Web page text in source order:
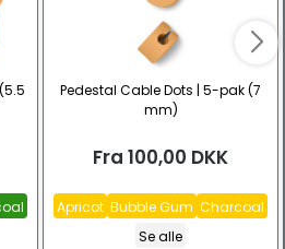
Pedestal Cable Dots | 5-pak (7
mm)
Fra 100,00 DKK
Apricot Bubble Gum Charcoal
Se alle